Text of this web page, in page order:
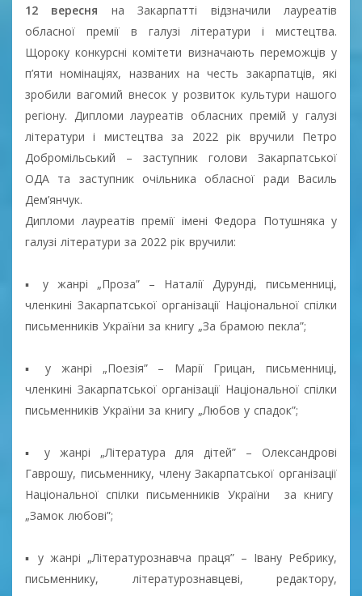
12 вересня на Закарпатті відзначили лауреатів
обласної премії в галузі літератури і мистецтва.
Щороку конкурсні комітети визначають переможців у
п’яти номінаціях, названих на честь закарпатців, які
зробили вагомий внесок у розвиток культури нашого
регіону. Дипломи лауреатів обласних премій у галузі
літератури і мистецтва за 2022 рік вручили Петро
Добромільський – заступник голови Закарпатської
ОДА та заступник очільника обласної ради Василь
Дем’янчук.
Дипломи лауреатів премії імені Федора Потушняка у
галузі літератури за 2022 рік вручили:
▪ у жанрі „Проза” – Наталії Дурунді, письменниці,
членкині Закарпатської організації Національної спілки
письменників України за книгу „За брамою пекла”;
▪ у жанрі „Поезія” – Марії Грицан, письменниці,
членкині Закарпатської організації Національної спілки
письменників України за книгу „Любов у спадок”;
▪ у жанрі „Література для дітей” – Олександрові
Гаврошу, письменнику, члену Закарпатської організації
Національної спілки письменників України за книгу
„Замок любові”;
▪ у жанрі „Літературознавча праця” – Івану Ребрику,
письменнику, літературознавцеві, редактору,